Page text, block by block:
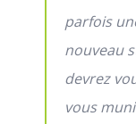
parfois
nouveau
devrez
vous